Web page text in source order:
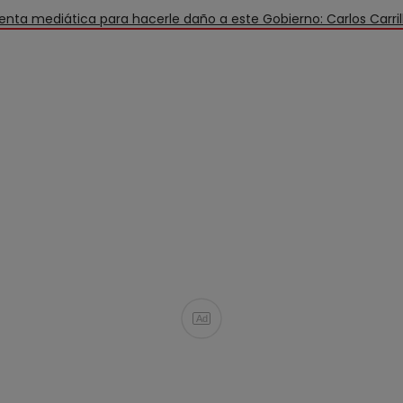
mediática para hacerle daño a este Gobierno: Carlos
Ad